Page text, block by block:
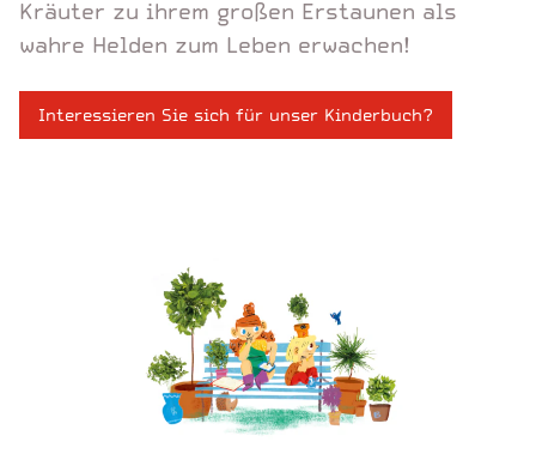
Kräuter zu ihrem großen Erstaunen als
wahre Helden zum Leben erwachen!
Interessieren Sie sich für unser Kinderbuch?